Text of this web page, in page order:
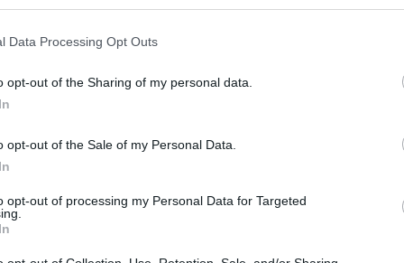
Data Processing Opt Outs
opt-out of the Sharing of my personal data.
opt-out of the Sale of my Personal Data.
opt-out of processing my Personal Data for Targeted
lo spadone per tutelare il loro
ci sta come il cacio sui
È vero che la famiglia era del Nord, ma
ragioniere al Collegio Poli, capì d'avere
per tutt'altro che i conti. La lingua, la
tradizioni erano il pallino. Girava nelle
parole, abitudini, proverbi,
giornali in dialetto, «Il Rugantin», il
Si firmava celiando «Adorfo», «Miodine»
come una delle statue parlanti.
al ministero della Pubblica
subì l'epurazione della «Minerva».